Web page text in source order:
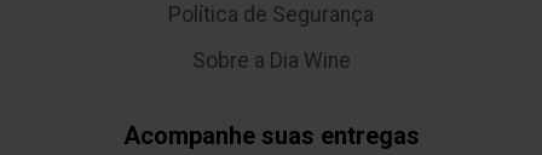
Política de Segurança
Sobre a Dia Wine
Acompanhe suas entregas